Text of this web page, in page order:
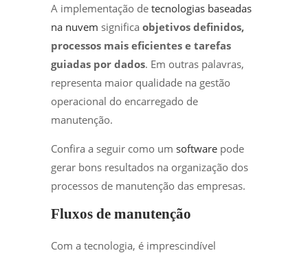
A implementação de tecnologias baseadas
na nuvem significa objetivos definidos,
processos mais eficientes e tarefas
guiadas por dados. Em outras palavras,
representa maior qualidade na gestão
operacional do encarregado de
manutenção.
Confira a seguir como um software pode
gerar bons resultados na organização dos
processos de manutenção das empresas.
Fluxos de manutenção
Com a tecnologia, é imprescindível